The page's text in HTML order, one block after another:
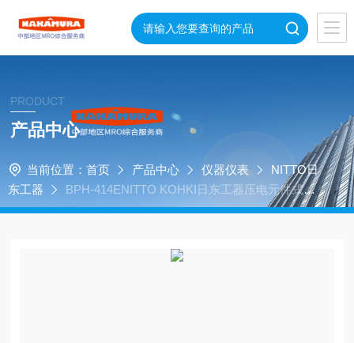
PRODUCT
产品中心
当前位置： 首页 产品中心 仪器仪表
NITTO日
东工器
BPH-414ENITTO KOHKI日东工器压电元件式液
体泵